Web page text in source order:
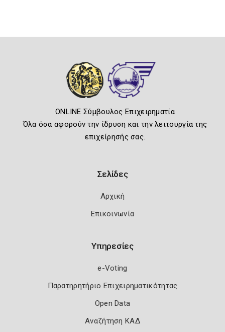
ONLINE Σύμβουλος Επιχειρηματία
Όλα όσα αφορούν την ίδρυση και την λειτουργία της
επιχείρησής σας.
Σελίδες
Αρχική
Επικοινωνία
Υπηρεσίες
e-Voting
Παρατηρητήριο Επιχειρηματικότητας
Open Data
Αναζήτηση ΚΑΔ